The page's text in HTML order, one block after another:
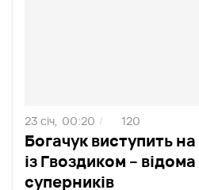
Богачук виступить
із Гвоздиком –
суперників
23 січ, 00:20 / 120